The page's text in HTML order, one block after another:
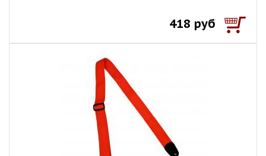
418 руб